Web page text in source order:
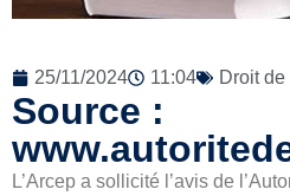
25/11/2024 11:04 Droit
Source :
L’Arcep a sollicité l’avis de